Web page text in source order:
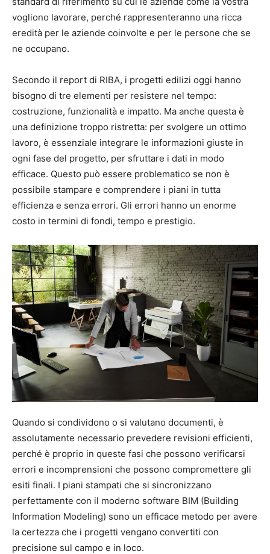
vogliono lavorare, perché rappresenteranno una ricca
eredità per le aziende coinvolte e per le persone che se
ne occupano.
Secondo il report di RIBA, i progetti edilizi oggi hanno
bisogno di tre elementi per resistere nel tempo:
costruzione, funzionalità e impatto. Ma anche questa è
una definizione troppo ristretta: per svolgere un ottimo
lavoro, è essenziale integrare le informazioni giuste in
ogni fase del progetto, per sfruttare i dati in modo
efficace. Questo può essere problematico se non è
possibile stampare e comprendere i piani in tutta
efficienza e senza errori. Gli errori hanno un enorme
costo in termini di fondi, tempo e prestigio.
Quando si condividono o si valutano documenti, è
assolutamente necessario prevedere revisioni efficienti,
perché è proprio in queste fasi che possono verificarsi
errori e incomprensioni che possono compromettere gli
esiti finali. I piani stampati che si sincronizzano
perfettamente con il moderno software BIM (Building
Information Modeling) sono un efficace metodo per avere
la certezza che i progetti vengano convertiti con
precisione sul campo e in loco.